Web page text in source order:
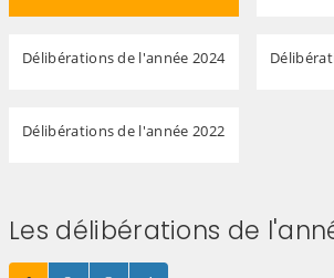
Délibérations de l'année 2024
Délibérations de l'année 2022
Les délibérations de